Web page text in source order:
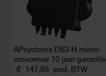
APsystems DS3-H micro-
omvormer 10 jaar garantie
€ 147,93 excl. BTW